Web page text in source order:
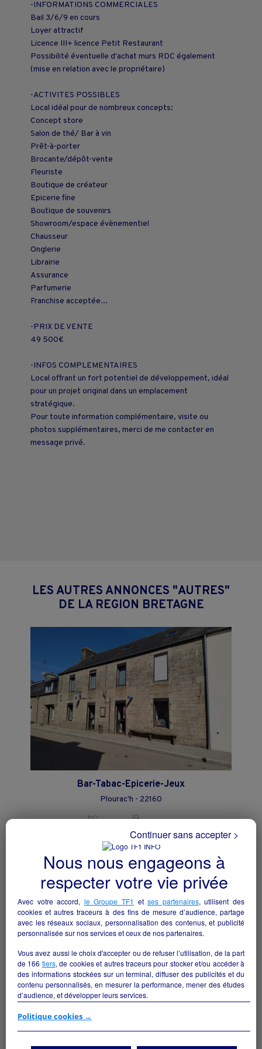
-INFORMATIONS COMMERCIALES
Bail 3/6/9 en cours
Loyer attractif
Licence III+ licence Petit Restaurant
Possibilité éventuelle d'achat murs RDC également
(mise en relation avec le propriétaire)
-ACTIVITES POSSIBLES
Local idéal pour de nombreux concepts:
Concept store
Salon de thé/ Bar à vin
Prêt-à-porter
Brocante/dépôt-vente
Fleuriste
Boutique de créateur
Epicerie fine
Boutique de souvenirs
Showroom/espace évènementiel
Chausseur
Onglerie
Librairie
Assurance
Parfumerie
Franchise acceptée...
-PRIX DE VENTE
49 500€
-INFOS COMPLEMENTAIRES
Local offrant un fort potentiel de développement, idéal
pour un projet original dans un emplacement
stratégique.
Pour toute information complémentaire, visite ou
photos supplémentaires, merci de me contacter en
message privé.
LES AUTRES ANNONCES "AUTRES"
DE LA REGION BRETAGNE
Bar-Tabac-Epicerie-Jeux
Plourac'h - 22160
Commerce de Saint-Jean-sur-Couesnon
Rives-du-Couesnon - 35140
Nous nous engageons à
respecter votre vie privée
Avec votre accord, le Groupe TF1 etses partenaires, utilisent des
cookies et autres traceurs à des fins de mesure d’audience, partage
avec les réseaux sociaux, personnalisation des contenus, et publicité
personnalisée sur nos services et ceux de nos partenaires.
Vous avez aussi le choix d'accepter ou de refuser l’utilisation, de la part
de 166 tiers, de cookies et autres traceurs pour stocker et/ou accéder à
des informations stockées sur un terminal, diffuser des publicités et du
contenu personnalisés, en mesurer la performance, mener des études
d’audience, et développer leurs services.
Si vous continuez sans accepter, les fonctionnalités liées à la
vos centres d'intérêt. Seuls lescookies/traceurs techniquesseront
Politique cookies →
Continuer sans accepter >